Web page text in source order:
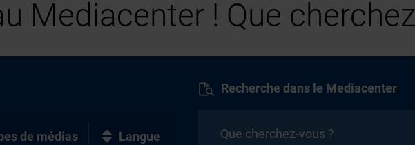
Mediacenter ! Que
Recherche dans le Mediacenter
de médias Langue